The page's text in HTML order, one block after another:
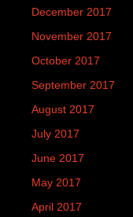
December 2017
November 2017
October 2017
September 2017
August 2017
July 2017
June 2017
May 2017
April 2017